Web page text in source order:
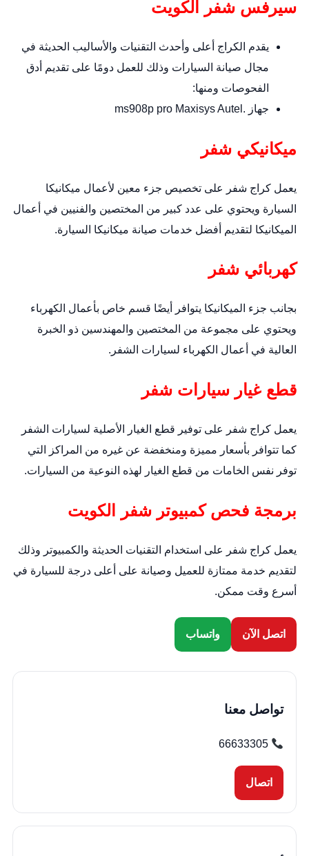
سيرفس شفر الكويت
يقدم الكراج أعلى وأحدث التقنيات والأساليب الحديثة في
مجال صيانة السيارات وذلك للعمل دومًا على تقديم أدق
الفحوصات ومنها:
جهاز .ms908p pro Maxisys Autel
ميكانيكي شفر
يعمل كراج شفر على تخصيص جزء معين لأعمال ميكانيكا
السيارة ويحتوي على عدد كبير من المختصين والفنيين في أعمال
الميكانيكا لتقديم أفضل خدمات صيانة ميكانيكا السيارة.
كهربائي شفر
بجانب جزء الميكانيكا يتوافر أيضًا قسم خاص بأعمال الكهرباء
ويحتوي على مجموعة من المختصين والمهندسين ذو الخبرة
العالية في أعمال الكهرباء لسيارات الشفر.
قطع غيار سيارات شفر
يعمل كراج شفر على توفير قطع الغيار الأصلية لسيارات الشفر
كما تتوافر بأسعار مميزة ومنخفضة عن غيره من المراكز التي
توفر نفس الخامات من قطع الغيار لهذه النوعية من السيارات.
برمجة فحص كمبيوتر شفر الكويت
يعمل كراج شفر على استخدام التقنيات الحديثة والكمبيوتر وذلك
لتقديم خدمة ممتازة للعميل وصيانة على أعلى درجة للسيارة في
أسرع وقت ممكن.
اتصل الآن واتساب
تواصل معنا
66633305
اتصال